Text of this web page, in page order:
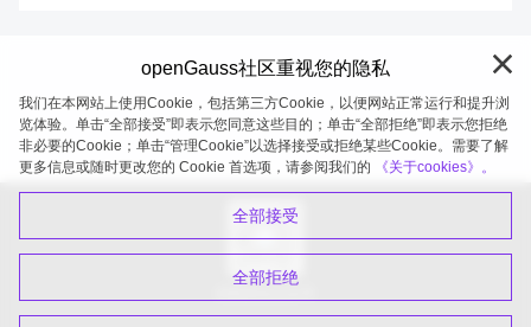
openGauss 2026-08-06 20:27:41
openGauss社区重视您的隐私
我们在本网站上使用Cookie，包括第三方Cookie，以便网站正常运行和提升浏
览体验。单击“全部接受”即表示您同意这些目的；单击“全部拒绝”即表示您拒绝
非必要的Cookie；单击“管理Cookie”以选择接受或拒绝某些Cookie。需要了解
更多信息或随时更改您的 Cookie 首选项，请参阅我们的
《关于cookies》。
全部接受
全部拒绝